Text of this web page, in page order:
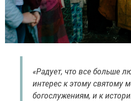
«Радует, что все больше
интерес к этому святому
богослужениям, и к